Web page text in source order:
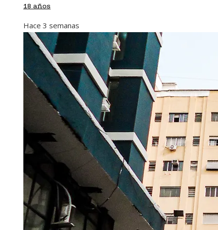
18 años
Hace 3 semanas